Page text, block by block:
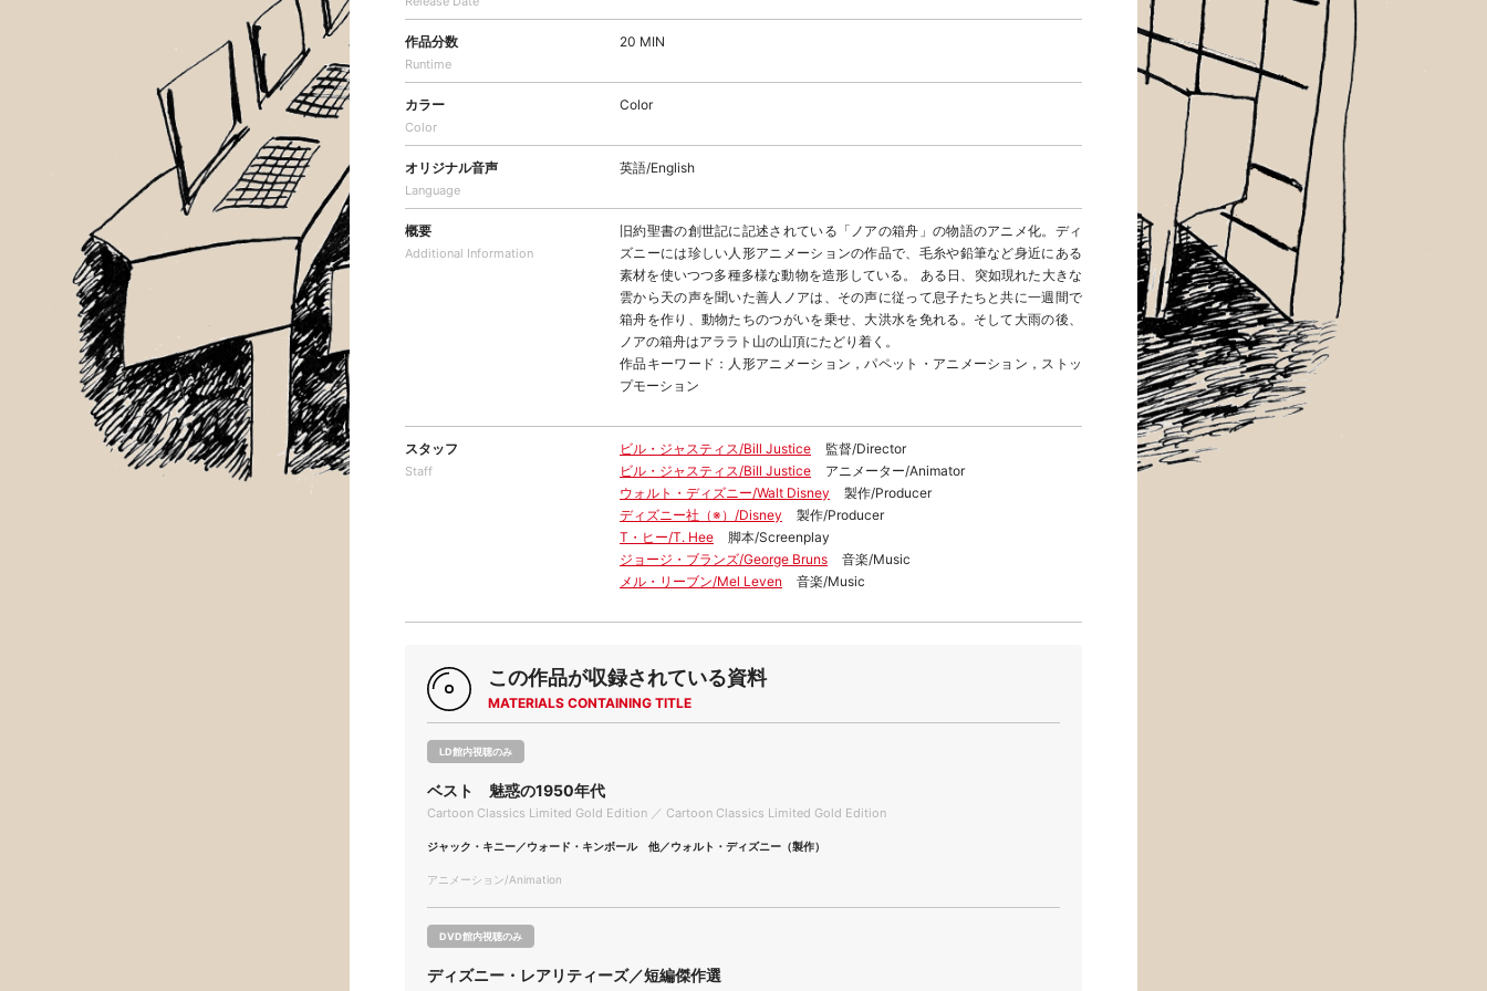
作品分数
Runtime
20 MIN
カラー
Color
Color
オリジナル音声
Language
英語/English
概要
Additional Information
旧約聖書の創世記に記述されている「ノアの箱舟」の物語のアニメ化。ディ
ズニーには珍しい人形アニメーションの作品で、毛糸や鉛筆など身近にある
素材を使いつつ多種多様な動物を造形している。 ある日、突如現れた大きな
雲から天の声を聞いた善人ノアは、その声に従って息子たちと共に一週間で
箱舟を作り、動物たちのつがいを乗せ、大洪水を免れる。そして大雨の後、
ノアの箱舟はアララト山の山頂にたどり着く。
作品キーワード：人形アニメーション，パペット・アニメーション，ストッ
プモーション
スタッフ
Staff
ビル・ジャスティス/Bill Justice
監督/Director
ビル・ジャスティス/Bill Justice
アニメーター/Animator
ウォルト・ディズニー/Walt Disney
製作/Producer
ディズニー社（※）/Disney
製作/Producer
T・ヒー/T. Hee
脚本/Screenplay
ジョージ・ブランズ/George Bruns
音楽/Music
メル・リーブン/Mel Leven
音楽/Music
この作品が収録されている資料
MATERIALS CONTAINING TITLE
LD館内視聴のみ
ベスト 魅惑の1950年代
Cartoon Classics Limited Gold Edition ／ Cartoon Classics Limited Gold Edition
ジャック・キニー／ウォード・キンボール 他／ウォルト・ディズニー（製作）
アニメーション/Animation
DVD館内視聴のみ
ディズニー・レアリティーズ／短編傑作選